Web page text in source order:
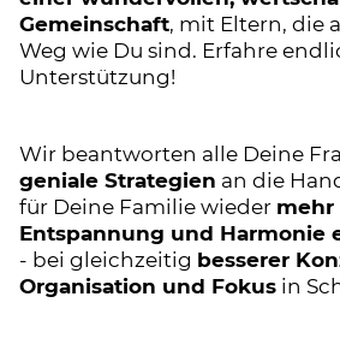
Gemeinschaft, mit Eltern, die
Weg wie Du sind. Erfahre
Unterstützung!
Wir beantworten alle Deine
geniale Strategien an die
für Deine Familie wieder mehr
Entspannung und Harmonie
- bei gleichzeitig besserer
Organisation und Fokus in